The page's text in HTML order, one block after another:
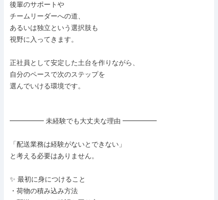
後輩のサポートや
チームリーダーへの道、
あるいは独立という選択肢も
視野に入ってきます。
正社員として安定した土台を作りながら、
自分のペースで次のステップを
選んでいける環境です。
━━━━━ 未経験でも大丈夫な理由 ━━━━━
「配送業務は経験がないとできない」
と考える必要はありません。
✨ 最初に身につけること
・荷物の積み込み方法